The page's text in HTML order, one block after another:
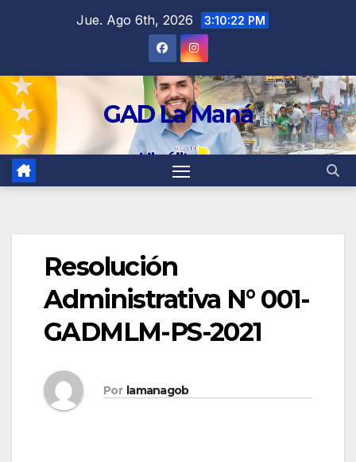
Jue. Ago 6th, 2026 3:10:22 PM
GAD La Maná
Resolución
Administrativa N° 001-
GADMLM-PS-2021
Por lamanagob